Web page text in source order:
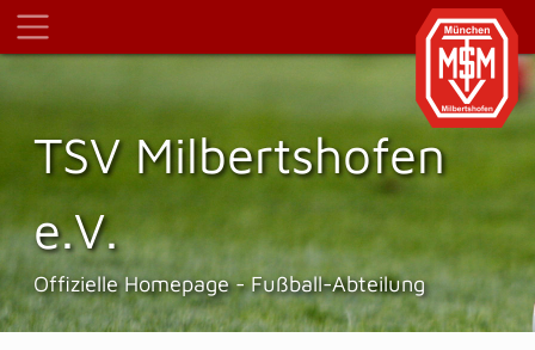
TSV Milbertshofen
e.V.
Offizielle Homepage - Fußball-Abteilung